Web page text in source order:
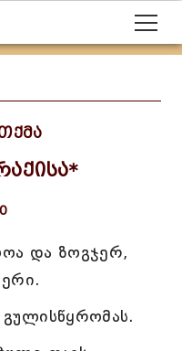
და ზოგჯერ,